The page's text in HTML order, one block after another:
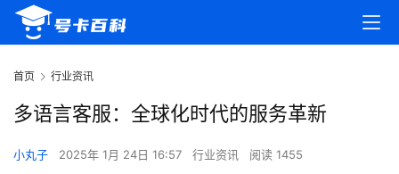
首页 行业资讯
多语言客服：全球化时代的服务革新
小丸子 2025年 1月 24日 16:57 行业资讯 阅读 1455